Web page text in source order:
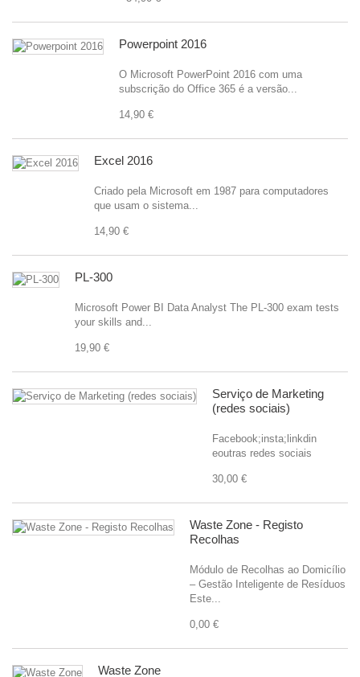
Powerpoint 2016
O Microsoft PowerPoint 2016 com uma
subscrição do Office 365 é a versão...
14,90 €
Excel 2016
Criado pela Microsoft em 1987 para computadores
que usam o sistema...
14,90 €
PL-300
Microsoft Power BI Data Analyst The PL-300 exam tests
your skills and...
19,90 €
Serviço de Marketing
(redes sociais)
Facebook;insta;linkdin
eoutras redes sociais
30,00 €
Waste Zone - Registo
Recolhas
Módulo de Recolhas ao Domicílio
– Gestão Inteligente de Resíduos
Este...
0,00 €
Waste Zone